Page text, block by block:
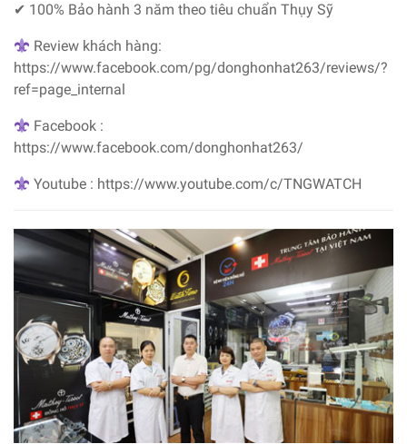
✔ 100% Bảo hành 3 năm theo tiêu chuẩn Thụy Sỹ
Review khách hàng:
https://www.facebook.com/pg/donghonhat263/reviews/?
ref=page_internal
Facebook :
https://www.facebook.com/donghonhat263/
Youtube : https://www.youtube.com/c/TNGWATCH